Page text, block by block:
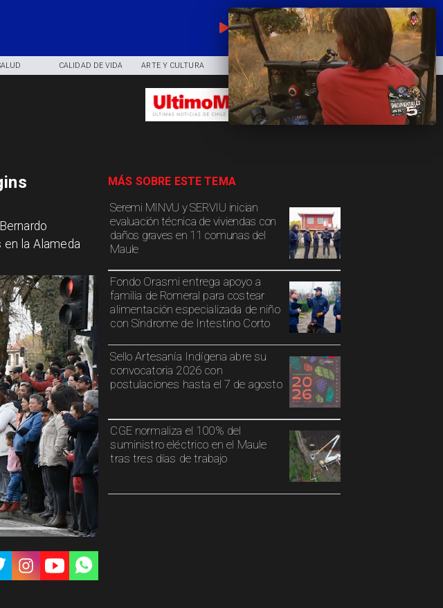
EN VIVO
CALIDAD DE VIDA ARTE Y CULTURA COMUNIDAD DEPORTES
Seremi MINVU y SERVIU inician
evaluación técnica de viviendas con
daños graves en 11 comunas del
Maule
Fondo Orasmi entrega apoyo a
familia de Romeral para costear
alimentación especializada de niño
con Síndrome de Intestino Corto
Sello Artesanía Indígena abre su
convocatoria 2026 con
postulaciones hasta el 7 de agosto
CGE normaliza el 100% del
suministro eléctrico en el Maule
tras tres días de trabajo
MÁS SOBRE ESTE TEMA
la Alameda